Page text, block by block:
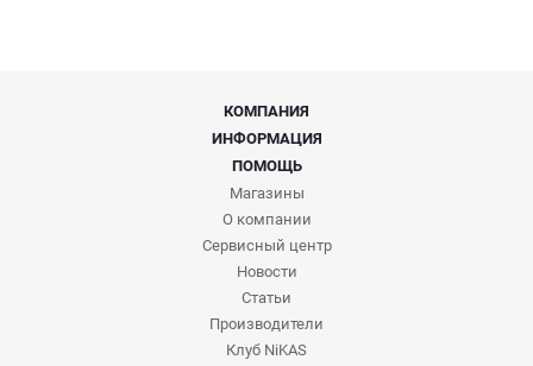
КОМПАНИЯ
ИНФОРМАЦИЯ
ПОМОЩЬ
Магазины
О компании
Сервисный центр
Новости
Статьи
Производители
Клуб NiKAS